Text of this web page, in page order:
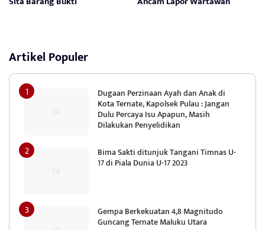
Artikel Populer
Dugaan Perzinaan Ayah dan Anak di
Kota Ternate, Kapolsek Pulau : Jangan
Dulu Percaya Isu Apapun, Masih
Dilakukan Penyelidikan
Bima Sakti ditunjuk Tangani Timnas U-
17 di Piala Dunia U-17 2023
Gempa Berkekuatan 4,8 Magnitudo
Guncang Ternate Maluku Utara